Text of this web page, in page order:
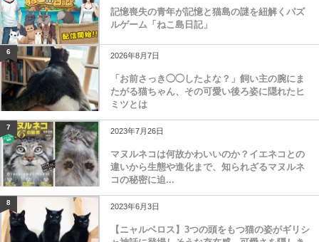
記憶喪失の青年が記憶と猫島の謎を紐解くパズ
ルゲーム「ねこ島日記」
6 2026年8月7日
「お前さっき◯◯したよな？」飼い主の腕にま
たがる猫ちゃん、その可愛い後ろ姿に隠れたヒ
ミツとは
7 2023年7月26日
マヌルネコは何故かわいいのか？イエネコとの
違いから生態や進化まで、知られざるマヌルネ
コの秘密に迫...
8 2023年6月3日
【ニャルベロス】3つの頭をもつ猫の姿がギリシ